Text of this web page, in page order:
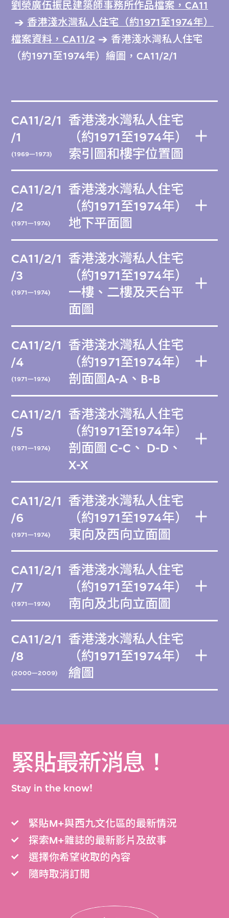
劉榮廣伍振民建築師事務所作品檔案，CA11
香港淺水灣私人住宅（約1971至1974年）
檔案資料，CA11/2
香港淺水灣私人住宅
（約1971至1974年）繪圖，CA11/2/1
CA11/2/1
/1
(1969—1973)
香港淺水灣私人住宅
（約1971至1974年）
索引圖和樓宇位置圖
CA11/2/1
/2
(1971—1974)
香港淺水灣私人住宅
（約1971至1974年）
地下平面圖
CA11/2/1
/3
(1971—1974)
香港淺水灣私人住宅
（約1971至1974年）
一樓、二樓及天台平
面圖
CA11/2/1
/4
(1971—1974)
香港淺水灣私人住宅
（約1971至1974年）
剖面圖A-A、B-B
CA11/2/1
/5
(1971—1974)
香港淺水灣私人住宅
（約1971至1974年）
剖面圖 C-C、 D-D、
X-X
CA11/2/1
/6
(1971—1974)
香港淺水灣私人住宅
（約1971至1974年）
東向及西向立面圖
CA11/2/1
/7
(1971—1974)
香港淺水灣私人住宅
（約1971至1974年）
南向及北向立面圖
CA11/2/1
/8
(2000—2009)
香港淺水灣私人住宅
（約1971至1974年）
繪圖
緊貼最新消息！
Stay in the know!
緊貼M+與西九文化區的最新情況
探索M+雜誌的最新影片及故事
選擇你希望收取的內容
隨時取消訂閲